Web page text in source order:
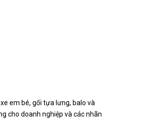
em bé, gối tựa lưng, balo và
cho doanh nghiệp và các nhãn